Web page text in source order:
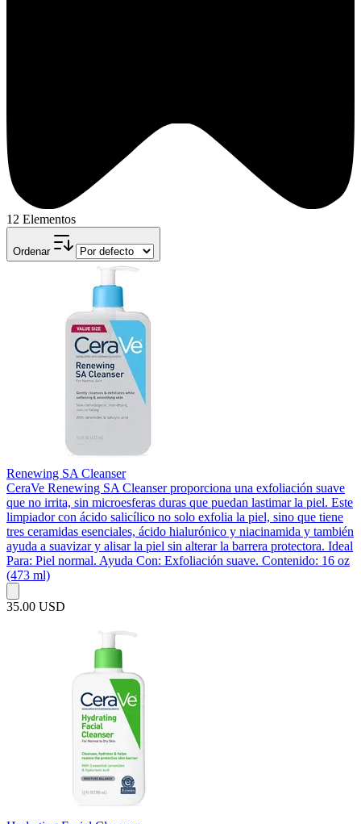
12 Elementos
Ordenar
Renewing SA Cleanser
CeraVe Renewing SA Cleanser proporciona una exfoliación suave
que no irrita, sin microesferas duras que puedan lastimar la piel. Este
limpiador con ácido salicílico no solo exfolia la piel, sino que tiene
tres ceramidas esenciales, ácido hialurónico y niacinamida y también
ayuda a suavizar y alisar la piel sin alterar la barrera protectora. Ideal
Para: Piel normal. Ayuda Con: Exfoliación suave. Contenido: 16 oz
(473 ml)
35.00 USD